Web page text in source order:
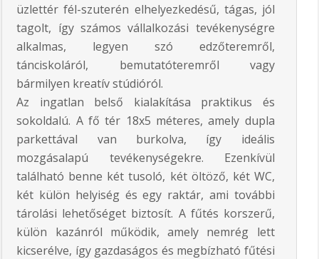
üzlettér fél-szuterén elhelyezkedésű, tágas, jól
tagolt, így számos vállalkozási tevékenységre
alkalmas, legyen szó edzőteremről,
tánciskoláról, bemutatóteremről vagy
bármilyen kreatív stúdióról.
Az ingatlan belső kialakítása praktikus és
sokoldalú. A fő tér 18x5 méteres, amely dupla
parkettával van burkolva, így ideális
mozgásalapú tevékenységekre. Ezenkívül
található benne két tusoló, két öltöző, két WC,
két külön helyiség és egy raktár, ami további
tárolási lehetőséget biztosít. A fűtés korszerű,
külön kazánról működik, amely nemrég lett
kicserélve, így gazdaságos és megbízható fűtési